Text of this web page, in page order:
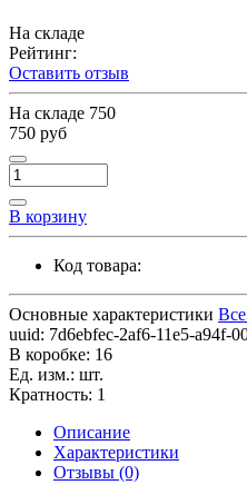
На складе
Рейтинг:
Оставить отзыв
На складе 750
750 руб
В корзину
Код товара:
Основные характеристики
uuid: 7d6ebfec-2af6-11e5-a94f-
В коробке: 16
Ед. изм.: шт.
Кратность: 1
Описание
Характеристики
Отзывы (0)